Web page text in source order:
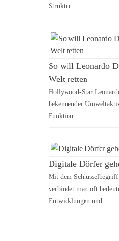
Struktur …
So will Leonardo
Welt retten
Hollywood-Star
bekennender
Funktion …
Digitale Dörfer
Mit dem
verbindet man oft
Entwicklungen und …